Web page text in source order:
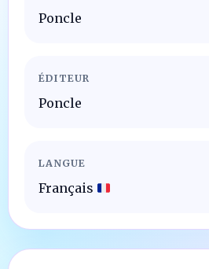
Poncle
ÉDITEUR
Poncle
LANGUE
Français